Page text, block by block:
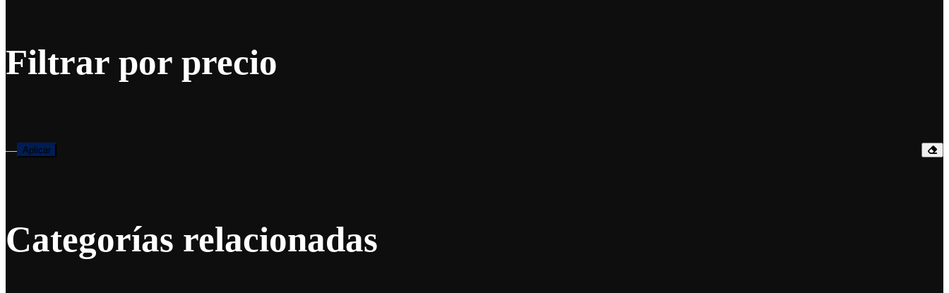
Filtrar por precio
— Aplicar
Categorías relacionadas